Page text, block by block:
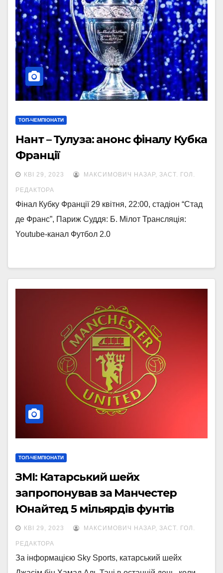
ТОП-ЧЕМПІОНАТИ
Нант – Тулуза: анонс фіналу Кубка
Франції
КВІ 29, 2023 МАКСИМОВИЧ НАЗАР, ЗАСТ. ГОЛ.
РЕДАКТОРА
Фінал Кубку Франції 29 квітня, 22:00, стадіон “Стад
де Франс”, Париж Суддя: Б. Мілот Трансляція:
Youtube-канал Футбол 2.0
ТОП-ЧЕМПІОНАТИ
ЗМІ: Катарський шейх
запропонував за Манчестер
Юнайтед 5 мільярдів фунтів
КВІ 29, 2023 МАКСИМОВИЧ НАЗАР, ЗАСТ. ГОЛ.
РЕДАКТОРА
За інформацією Sky Sports, катарський шейх